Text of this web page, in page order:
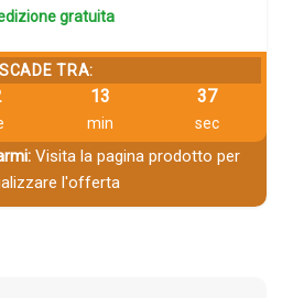
gratuita
SCADE TRA:
13
min
36
sec
Visita la pagina prodotto per
l'offerta